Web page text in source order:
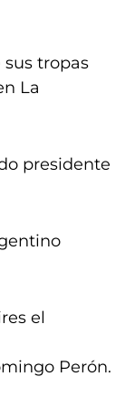
sus tropas
La
presidente
el
Perón.